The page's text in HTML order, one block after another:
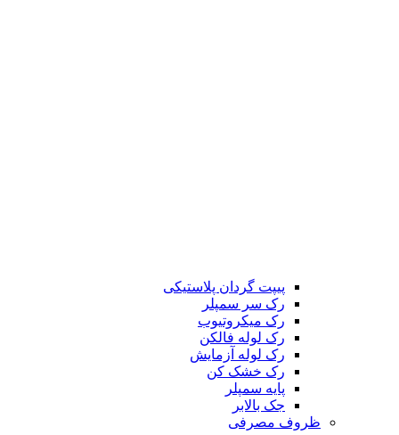
پیپت گردان پلاستیکی
رک سر سمپلر
رک میکروتیوب
رک لوله فالکن
رک لوله آزمایش
رک خشک کن
پایه سمپلر
جک بالابر
ظروف مصرفی